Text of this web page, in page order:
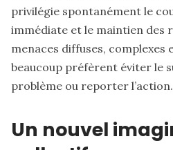
privilégie spontanément le
immédiate et le maintien des
menaces diffuses, complexes
beaucoup préfèrent éviter le
problème ou reporter l’action.
Un nouvel